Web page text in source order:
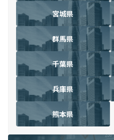
宮城県
群馬県
千葉県
兵庫県
熊本県